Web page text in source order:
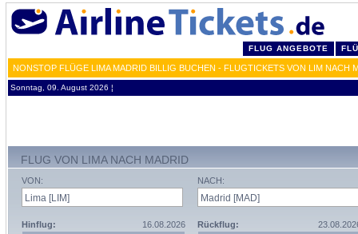
FLUG ANGEBOTE
NONSTOP FLÜGE LIMA MADRID BILLIG BUCHEN - FLUGTICKETS VON LIM NACH
Sonntag, 09. August 2026 ¦
FLUG VON LIMA NACH MADRID
VON:
Hinflug: 16.08.2026
NACH:
Rückflug: